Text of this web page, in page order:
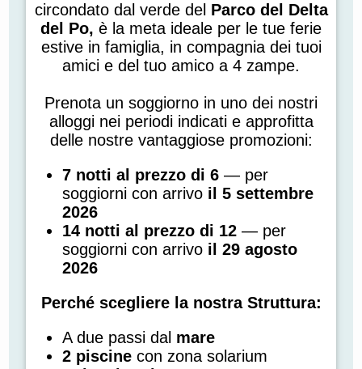
circondato dal verde del Parco del Delta
del Po, è la meta ideale per le tue ferie
estive in famiglia, in compagnia dei tuoi
amici e del tuo amico a 4 zampe.
Prenota un soggiorno in uno dei nostri
alloggi nei periodi indicati e approfitta
delle nostre vantaggiose promozioni:
7 notti al prezzo di 6 — per
soggiorni con arrivo il 5 settembre
2026
14 notti al prezzo di 12 — per
soggiorni con arrivo il 29 agosto
2026
Perché scegliere la nostra Struttura:
A due passi dal mare
2 piscine con zona solarium